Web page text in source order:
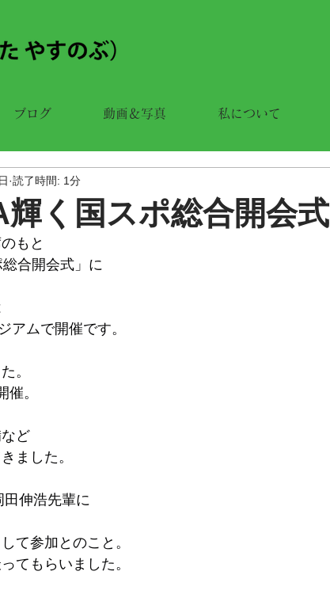
ブログ 動画＆写真 私について
く国スポ総合開会式
読了時間: 1分
もと
総合開会式」に
アムで開催です。
。
。
ど
ました。
伸浩先輩に
て参加とのこと。
てもらいました。